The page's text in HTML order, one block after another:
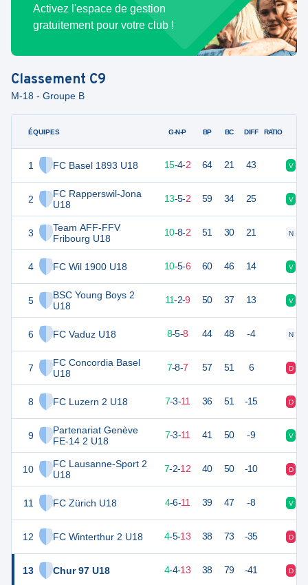
Activez l'espace de gestion
gratuitement pour votre club !
Classement C9
M-18 - Groupe B
ÉQUIPES
1 FC Basel 1893 U18
2
FC Rapperswil-Jona
U18
3
Team AFF-FFV
Fribourg U18
4 FC Wil 1900 U18
5
BSC Young Boys 2
U18
6 FC Vaduz U18
7
FC Concordia Basel
U18
8 FC Luzern 2 U18
9
Partenariat Genève
FE-14 2 U18
10
FC Lausanne-Sport 2
U18
11 FC Zürich U18
12 FC Winterthur 2 U18
13 Chur 97 U18
G-N-P BP BC DIFF RATIO
49 15-4-2 64 21 43 V
44 13-5-2 59 34 25 V
10-8-2 51 30 21 N
35 10-5-6 60 46 14 V
35 11-2-9 50 37 13 V
8-5-8 44 48 -4 N
29 7-8-7 57 51 6 D
24 7-3-11 36 51 -15 D
24 7-3-11 41 50 -9 V
23 21 7-2-12 40 50 -10 D
4-6-11 39 47 -8 V
17 22 4-5-13 38 73 -35 D
4-4-13 38 79 -41 D